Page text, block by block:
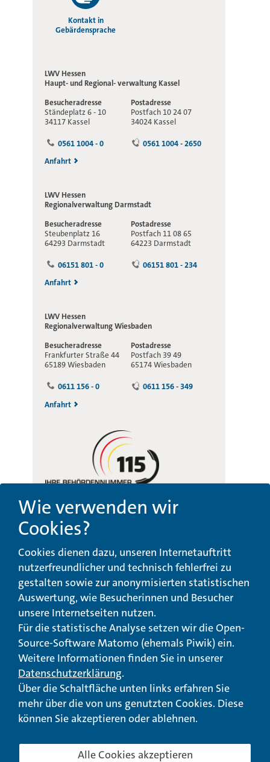
Kontakt in
Gebärdensprache
LWV Hessen
Haupt- und Regional-verwaltung Kassel
Besucheradresse
Ständeplatz 6 - 10
34117 Kassel
Postadresse
Postfach 10 24 07
34024 Kassel
0561 1004 - 0
0561 1004 - 2650
Anfahrt
LWV Hessen
Regionalverwaltung Darmstadt
Besucheradresse
Steubenplatz 16
64293 Darmstadt
Postadresse
Postfach 11 08 65
64223 Darmstadt
06151 801 - 0
06151 801 - 234
Anfahrt
LWV Hessen
RegionalverwaltungWiesbaden
Besucheradresse
Frankfurter Straße 44
65189 Wiesbaden
Postadresse
Postfach 39 49
65174 Wiesbaden
0611 156 - 0
0611 156 - 349
Anfahrt
Anregungs- und
Qualitätsmanagement
Barrierefreiheit
© Landeswohlfahrtsverband Hessen 2026
Impressum Seitenübersicht Seite drucken
nach oben
Wie verwenden wir
Cookies?
Cookies dienen dazu, unseren Internetauftritt
nutzerfreundlicher und technisch fehlerfrei zu
gestalten sowie zur anonymisierten statistischen
Auswertung, wie Besucherinnen und Besucher
unsere Internetseiten nutzen.
Für die statistische Analyse setzen wir die Open-
Source-Software Matomo (ehemals Piwik) ein.
Weitere Informationen finden Sie in unserer
Datenschutzerklärung.
Über die Schaltfläche unten links erfahren Sie
mehr über die von uns genutzten Cookies. Diese
können Sie akzeptieren oder ablehnen.
Alle Cookies akzeptieren